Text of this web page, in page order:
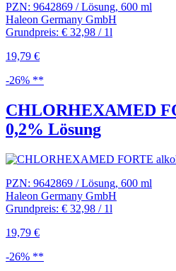
PZN: 9642869 / Lösung, 600 ml
Haleon Germany GmbH
Grundpreis: € 32,98 / 1l
19,79 €
-26% **
CHLORHEXAMED
0,2% Lösung
PZN: 9642869 / Lösung, 600 ml
Haleon Germany GmbH
Grundpreis: € 32,98 / 1l
19,79 €
-26% **